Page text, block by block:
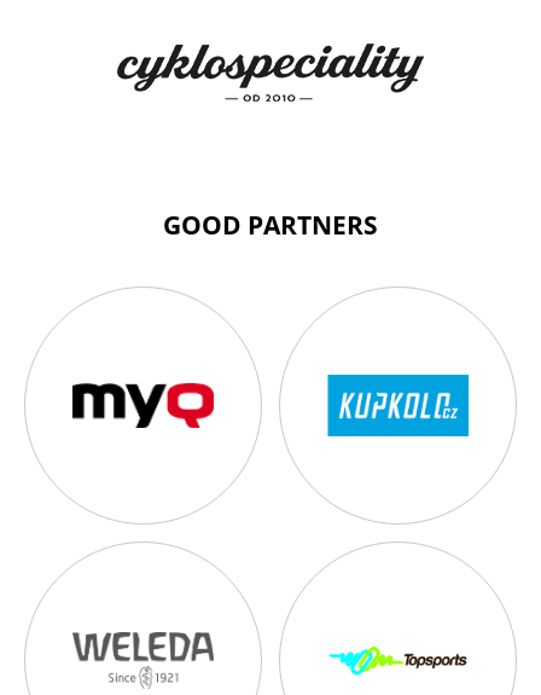
GOOD PARTNERS